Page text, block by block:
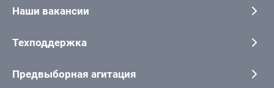
Наши вакансии
Техподдержка
Предвыборная агитация